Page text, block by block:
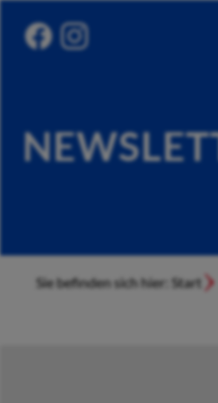
Sie befinden sich hier: Start